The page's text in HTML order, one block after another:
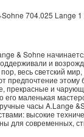
704.025 Lange 1
& Sohne
и
пор, весь светский
предпочтение
прекрасные и
его маленькая
часы A.Lange
высокие
для современных,